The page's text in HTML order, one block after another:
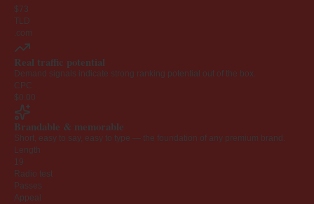
$73
TLD
.com
Real traffic potential
Demand signals indicate strong ranking potential out of the box.
CPC
$0.00
Brandable & memorable
Short, easy to say, easy to type — the foundation of any premium brand.
Length
19
Radio test
Passes
Appeal